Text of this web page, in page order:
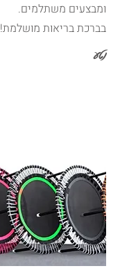
ומבצעים משתלמים.
בברכת בריאות מושלמת!
נטע